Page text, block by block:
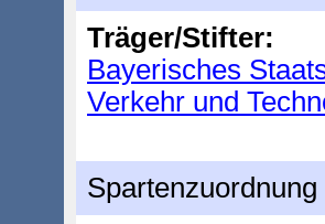
Träger/Stifter:
Bayerisches
Verkehr und
Spartenzuordnung